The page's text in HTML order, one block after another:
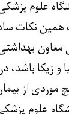
علوم
همین نکات
بهداشتی
و زیکا باشد،
موردی از
علوم